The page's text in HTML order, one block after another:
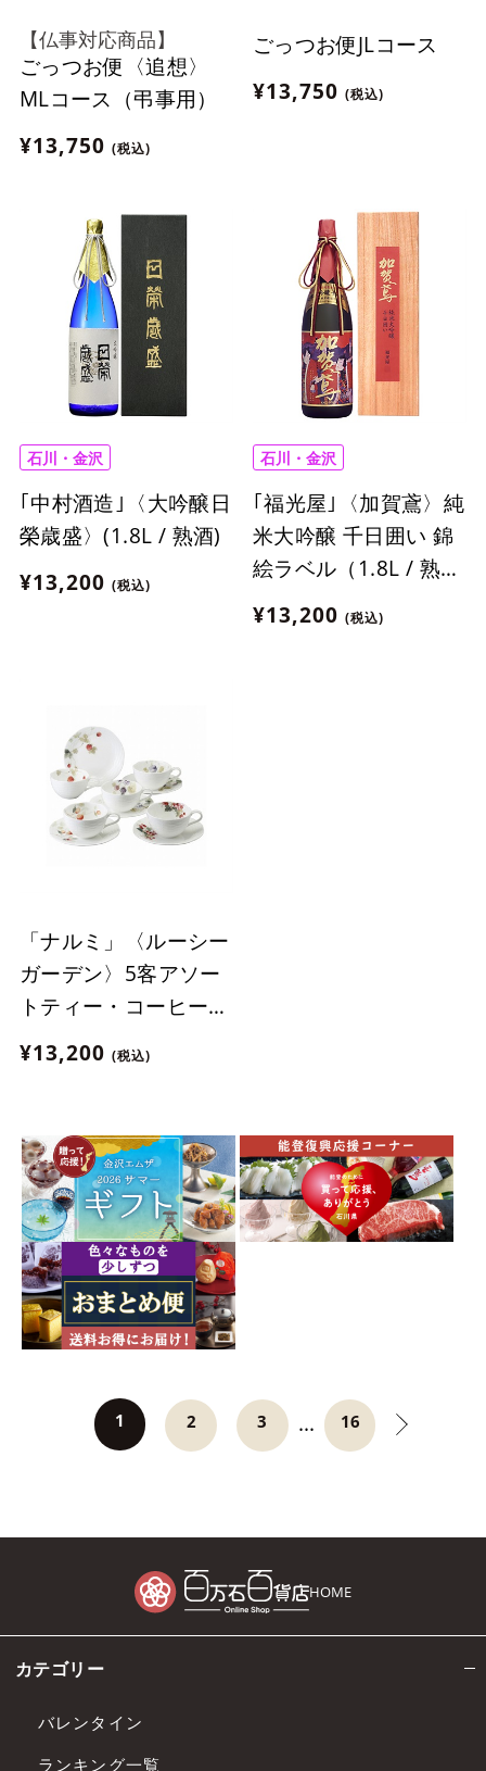
【仏事対応商品】
ごっつお便〈追想〉
MLコース（弔事用）
¥13,750 (税込)
ごっつお便JLコース
¥13,750 (税込)
石川・金沢
｢中村酒造｣〈大吟醸日
榮歳盛〉(1.8L / 熟酒)
¥13,200 (税込)
石川・金沢
｢福光屋｣〈加賀鳶〉純
米大吟醸 千日囲い 錦
絵ラベル（1.8L / 熟
酒）
¥13,200 (税込)
「ナルミ」〈ルーシー
ガーデン〉5客アソー
トティー・コーヒー碗
皿(96010-23067P)
¥13,200 (税込)
1 2 3 ... 16
HOME
カテゴリー
バレンタイン
ランキング一覧